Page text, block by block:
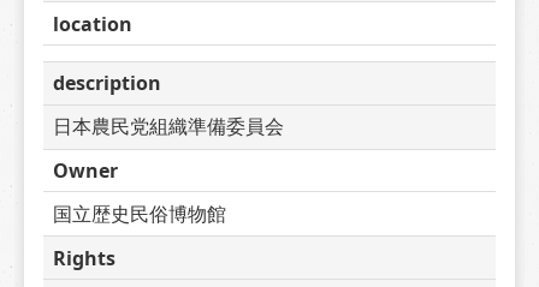
location
description
日本農民党組織準備委員会
Owner
国立歴史民俗博物館
Rights